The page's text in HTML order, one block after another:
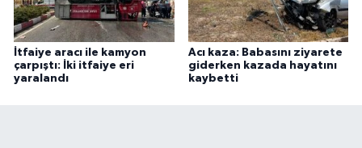
İtfaiye aracı ile kamyon
çarpıştı: İki itfaiye eri
yaralandı
Acı kaza: Babasını ziyarete
giderken kazada hayatını
kaybetti